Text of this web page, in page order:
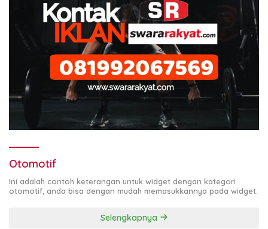
Otomotif
Ini adalah contoh keterangan untuk widget dengan kategori
otomotif, anda bisa dengan mudah memasukkannya pada widget.
Selengkapnya